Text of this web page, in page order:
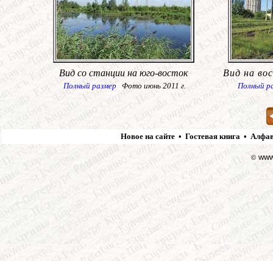
Вид со станции на юго-восток Вид на
Полный размер Фото июнь 2011 г. Полный
Новое на сайте • Гостевая книга •
©